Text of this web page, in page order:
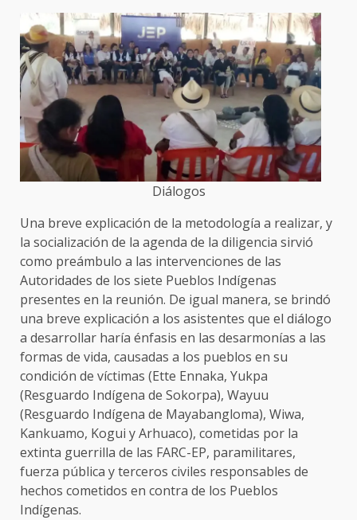
Diálogos
Una breve explicación de la metodología a realizar, y
la socialización de la agenda de la diligencia sirvió
como preámbulo a las intervenciones de las
Autoridades de los siete Pueblos Indígenas
presentes en la reunión. De igual manera, se brindó
una breve explicación a los asistentes que el diálogo
a desarrollar haría énfasis en las desarmonías a las
formas de vida, causadas a los pueblos en su
condición de víctimas (Ette Ennaka, Yukpa
(Resguardo Indígena de Sokorpa), Wayuu
(Resguardo Indígena de Mayabangloma), Wiwa,
Kankuamo, Kogui y Arhuaco), cometidas por la
extinta guerrilla de las FARC-EP, paramilitares,
fuerza pública y terceros civiles responsables de
hechos cometidos en contra de los Pueblos
Indígenas.